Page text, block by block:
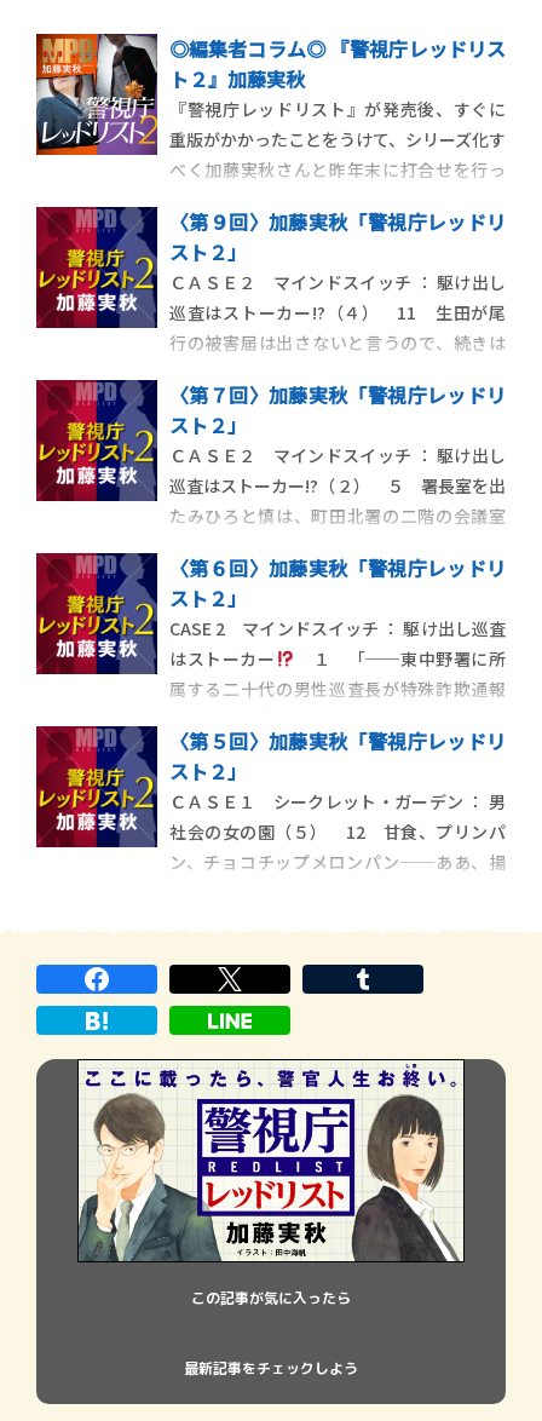
◎編集者コラム◎ 『警視庁レッドリス
ト２』加藤実秋
『警視庁レッドリスト』が発売後、すぐに
重版がかかったことをうけて、シリーズ化す
べく加藤実秋さんと昨年末に打合せを行っ
プガール』以来だ。わたしには、結構好き
な仕事のひとつでもある。とは言え、かつ
てはうんうんとお互いに唸りながら、半日
以上打合せを重ねたものだった。
〈第９回〉加藤実秋「警視庁レッドリ
スト２」
ＣＡＳＥ２ マインドスイッチ ： 駆け出し
巡査はストーカー!?（４） 11 生田が尾
行の被害届は出さないと言うので、続きは
宅させた。多々良は柴崎と高橋への対応に
向かい、みひろと慎は会議室に戻った。
〈第７回〉加藤実秋「警視庁レッドリ
スト２」
ＣＡＳＥ２ マインドスイッチ ： 駆け出し
巡査はストーカー!?（２） ５ 署長室を出
たみひろと慎は、町田北署の二階の会議室
もなく多々良課長が証拠物件保管用のジッ
プバッグに入った投書と、生田の事故の関
係書類を届けてくれたので目を通した。
〈第６回〉加藤実秋「警視庁レッドリ
スト２」
CASE 2 マインドスイッチ ： 駆け出し巡査
はストーカー
１ 「──東中野署に所
属する二十代の男性巡査長が特殊詐欺通報
ら約三百万円を詐取したものである。発覚
の端緒は当庁への匿名での通報であり、監
察係が調査を実施し疎明に至った。男性巡
査長は詐欺罪で起訴されるとともに免職の
懲戒処分が決定し、同日依願退職した」
〈第５回〉加藤実秋「警視庁レッドリ
スト２」
ＣＡＳＥ１ シークレット・ガーデン ： 男
社会の女の園（５） 12 甘食、プリンパ
ン、チョコチップメロンパン──ああ、揚
ラストがトレードマークで、看板や包装
紙、インテリアにも使われています」
この記事が気に入ったら
最新記事をチェックしよう